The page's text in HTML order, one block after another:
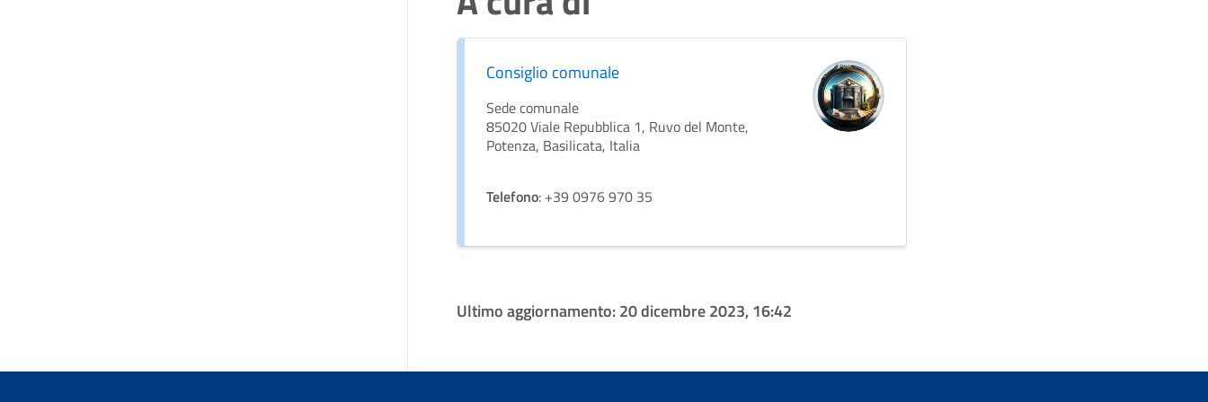
Consiglio comunale
Sede comunale
85020 Viale Repubblica 1, Ruvo del Monte,
Potenza, Basilicata, Italia
Telefono: +39 0976 970 35
Ultimo aggiornamento:20 dicembre 2023, 16:42